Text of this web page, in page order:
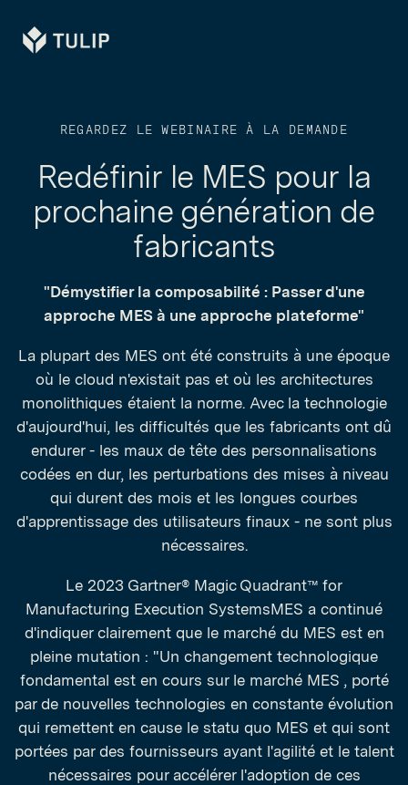
Tulip
REGARDEZ LE WEBINAIRE À LA DEMANDE
Redéfinir le MES pour la
prochaine génération de
fabricants
"Démystifier la composabilité : Passer d'une
approche MES à une approche plateforme"
La plupart des MES ont été construits à une époque
où le cloud n'existait pas et où les architectures
monolithiques étaient la norme. Avec la technologie
d'aujourd'hui, les difficultés que les fabricants ont dû
endurer - les maux de tête des personnalisations
codées en dur, les perturbations des mises à niveau
qui durent des mois et les longues courbes
d'apprentissage des utilisateurs finaux - ne sont plus
nécessaires.
Le 2023 Gartner® Magic Quadrant™ for
Manufacturing Execution SystemsMES a continué
d'indiquer clairement que le marché du MES est en
pleine mutation : "Un changement technologique
fondamental est en cours sur le marché MES , porté
par de nouvelles technologies en constante évolution
qui remettent en cause le statu quo MES et qui sont
portées par des fournisseurs ayant l'agilité et le talent
nécessaires pour accélérer l'adoption de ces